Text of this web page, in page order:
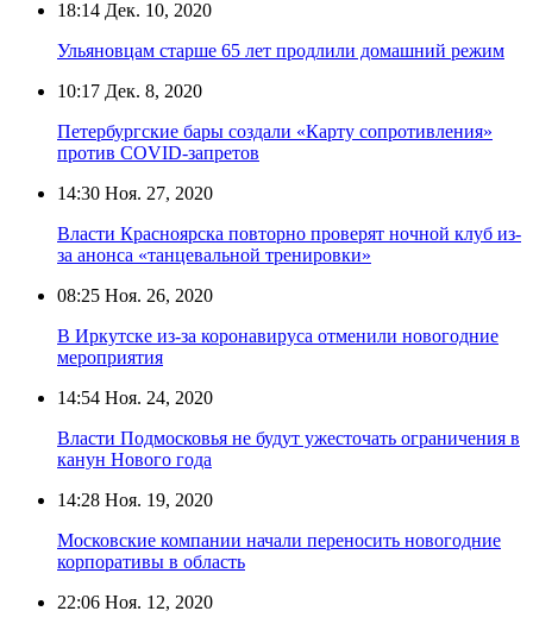
18:14 Дек. 10, 2020
Ульяновцам старше 65 лет продлили домашний режим
10:17 Дек. 8, 2020
Петербургские бары создали «Карту сопротивления»
против COVID-запретов
14:30 Ноя. 27, 2020
Власти Красноярска повторно проверят ночной клуб из-
за анонса «танцевальной тренировки»
08:25 Ноя. 26, 2020
В Иркутске из-за коронавируса отменили новогодние
мероприятия
14:54 Ноя. 24, 2020
Власти Подмосковья не будут ужесточать ограничения в
канун Нового года
14:28 Ноя. 19, 2020
Московские компании начали переносить новогодние
корпоративы в область
22:06 Ноя. 12, 2020